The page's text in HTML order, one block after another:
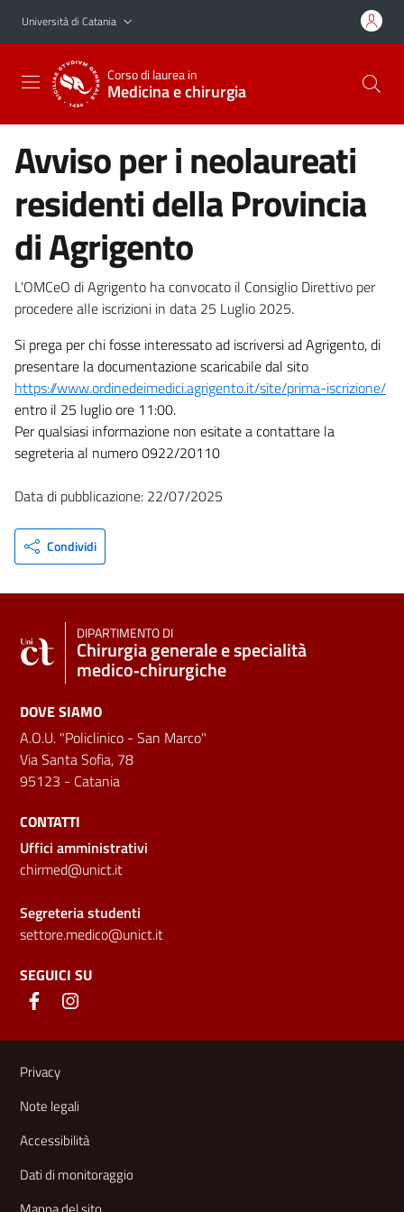
Vai al contenuto principale
Vai al menu di navigazione
Università di Catania
Corso di laurea in
Medicina e chirurgia
Avviso per i neolaureati
residenti della Provincia
di Agrigento
L'OMCeO di Agrigento ha convocato il Consiglio Direttivo per
procedere alle iscrizioni in data 25 Luglio 2025.
Si prega per chi fosse interessato ad iscriversi ad Agrigento, di
presentare la documentazione scaricabile dal sito
https://www.ordinedeimedici.agrigento.it/site/prima-iscrizione/
entro il 25 luglio ore 11:00.
Per qualsiasi informazione non esitate a contattare la
segreteria al numero 0922/20110
Data di pubblicazione: 22/07/2025
Condividi
DIPARTIMENTO DI
Chirurgia generale e specialità
medico‑chirurgiche
DOVE SIAMO
A.O.U. "Policlinico - San Marco"
Via Santa Sofia, 78
95123 - Catania
CONTATTI
Uffici amministrativi
chirmed@unict.it
Segreteria studenti
settore.medico@unict.it
SEGUICI SU
Link e informazioni utili
Privacy
Note legali
Accessibilità
Dati di monitoraggio